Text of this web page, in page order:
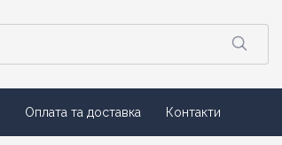
Оплата та доставка Контакти